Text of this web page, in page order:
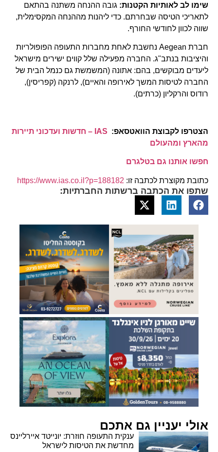
שימו לב לאותיות הקטנות: גובה ההנחה משתנה בהתאם
לתאריכי הטיסה שבחרתם. כדי ליהנות מההנחה המקסימלית,
שווה לכוון לחודשי החורף.
חברת Aegean נחשבת לאחת מחברות התעופה הפופולריות
והיציבות בנתב"ג. החברה מפעילה שלל קווים ישירים מישראל
ליעדים מבוקשים, בהם: אתונה (המשמשת גם כנמל הבית של
החברה לטיסות המשך לאירופה והאיים), לרנקה (קפריסין),
רודוס והרקליון (כרתים).
הצטרפו לקבוצת הוואטסאפ:
IAS – חדשות ועדכוני תיירות
מהארץ ומהעולם
חפשו אותנו גם בטלגרם
כתובת מקוצרת לכתבה זו: https://www.ias.co.il?p=188182
שתפו את הכתבה ברשתות החברתיות:
אולי יעניין גם אתכם
ענקית התעופה חוזרת: יונייטד איירליינס
מחדשת את הטיסות לישראל